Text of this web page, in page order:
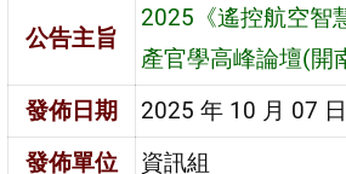
公告主旨
2025《遙控航空智
產官學高峰論壇(開
發佈日期
2025 年 10 月 07 日
發佈單位
資訊組